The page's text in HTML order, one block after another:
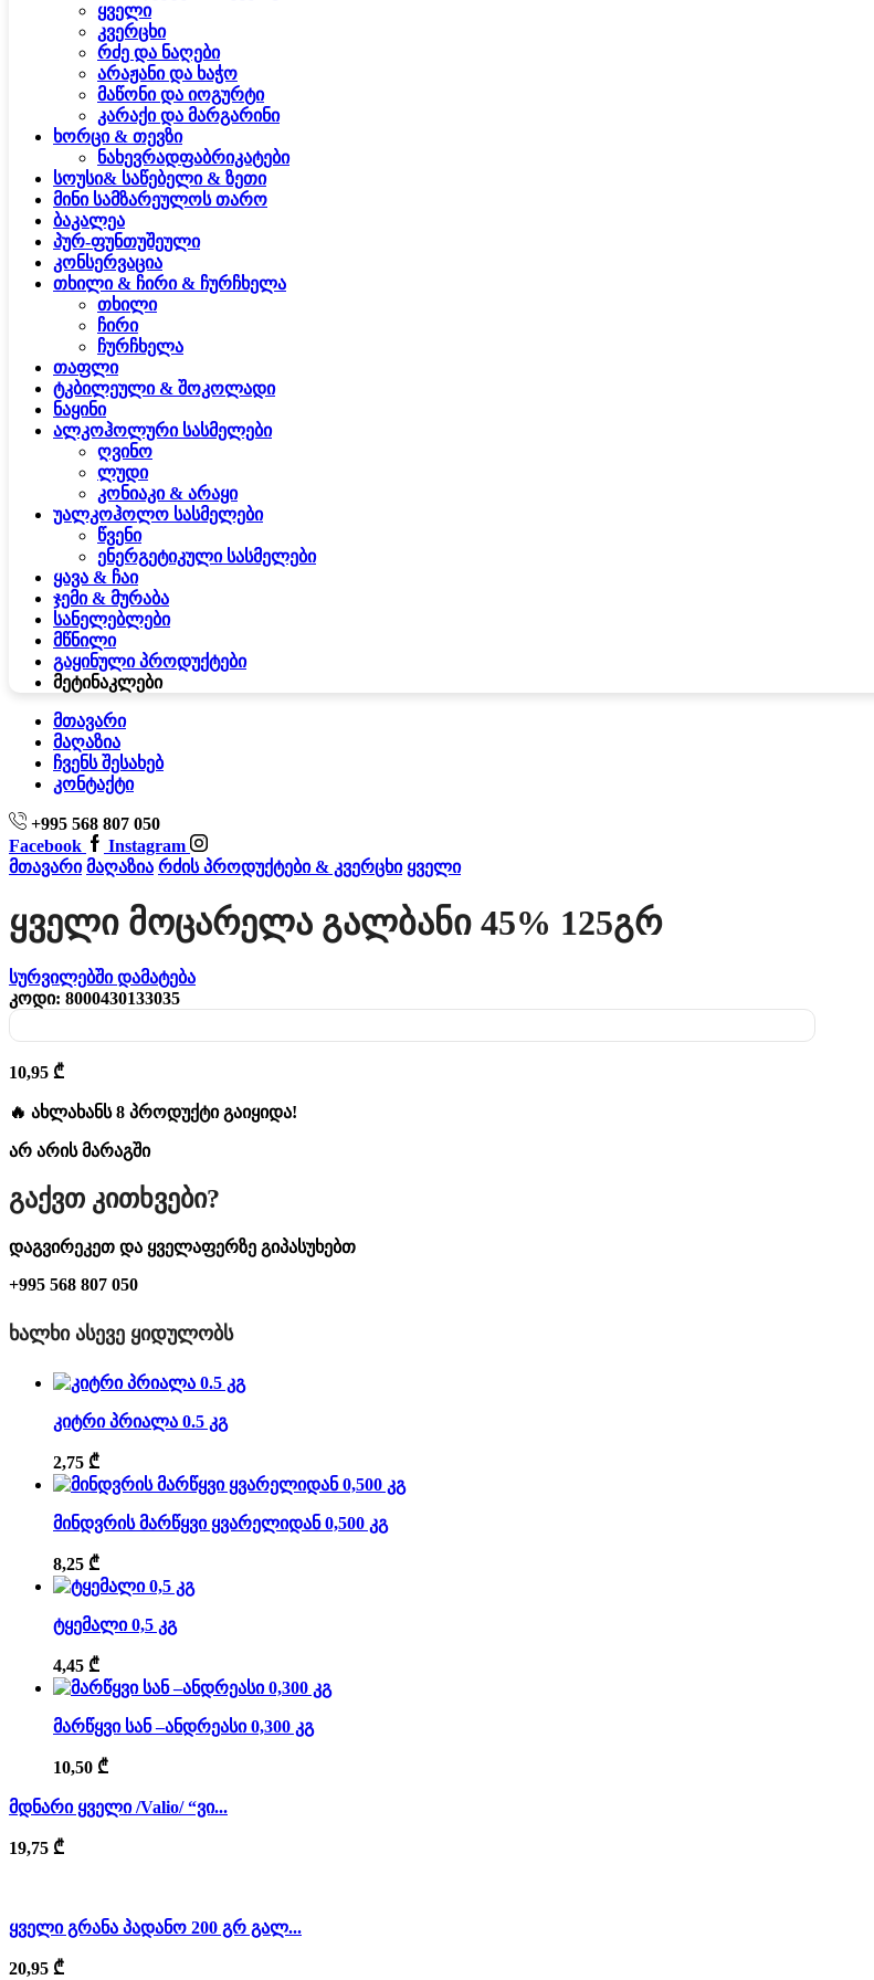
ყველი
კვერცხი
რძე და ნაღები
არაჟანი და ხაჭო
მაწონი და იოგურტი
კარაქი და მარგარინი
ხორცი & თევზი
ნახევრადფაბრიკატები
სოუსი& საწებელი & ზეთი
მინი სამზარეულოს თარო
ბაკალეა
პურ-ფუნთუშეული
კონსერვაცია
თხილი & ჩირი & ჩურჩხელა
თხილი
ჩირი
ჩურჩხელა
თაფლი
ტკბილეული & შოკოლადი
ნაყინი
ალკოჰოლური სასმელები
ღვინო
ლუდი
კონიაკი & არაყი
უალკოჰოლო სასმელები
წვენი
ენერგეტიკული სასმელები
ყავა & ჩაი
ჯემი & მურაბა
სანელებლები
მწნილი
გაყინული პროდუქტები
მეტინაკლები
მთავარი
მაღაზია
ჩვენს შესახებ
კონტაქტი
+995 568 807 050
Facebook
Instagram
მთავარი მაღაზია რძის პროდუქტები & კვერცხი ყველი
Ყველი Მოცარელა Გალბანი 45% 125გრ
სურვილებში დამატება
კოდი: 8000430133035
10,95 ₾
🔥 ახლახანს 8 პროდუქტი გაიყიდა!
არ არის მარაგში
Გაქვთ Კითხვები?
დაგვირეკეთ და ყველაფერზე გიპასუხებთ
+995 568 807 050
ᲮᲐᲚᲮᲘ ᲐᲡᲔᲕᲔ ᲧᲘᲓᲣᲚᲝᲑᲡ
კიტრი პრიალა 0.5 კგ
2,75 ₾
მინდვრის მარწყვი ყვარელიდან 0,500 კგ
8,25 ₾
ტყემალი 0,5 კგ
4,45 ₾
მარწყვი სან –ანდრეასი 0,300 კგ
10,50 ₾
მდნარი ყველი /Valio/ “ვი...
19,75 ₾
ყველი გრანა პადანო 200 გრ გალ...
20,95 ₾